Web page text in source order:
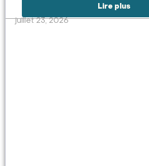
Lire plus
juillet 23, 2026